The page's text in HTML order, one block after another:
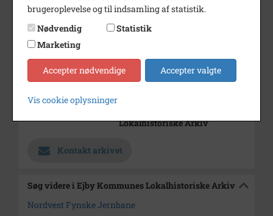
Størrelse
7 x 8
Materiale
s/h positiv
Se på kort
Type
Sogn (1000-2050)
Lokalhistoriske Arkiv
Kontakt arkivet
Søg videre i Ejby Kommunes Lokalhistoriske Arkiv
Nordvest Fynske Jernbane
brugeroplevelse og til indsamling af statistik.
Nødvendig
Statistik
Marketing
Accepter nødvendige Accepter valgte
Vis cookie oplysninger